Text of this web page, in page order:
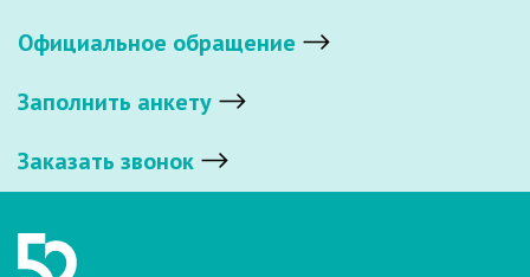
Официальное обращение
Заполнить анкету
Заказать звонок